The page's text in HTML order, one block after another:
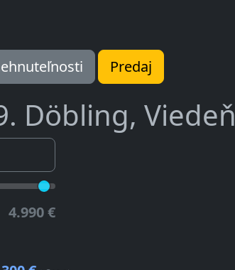
Predaj
Döbling, Viedeň
4.990 €